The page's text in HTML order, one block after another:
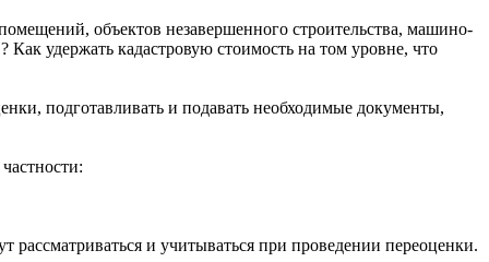
объектов незавершенного строительства, машино-
Как удержать кадастровую стоимость на том уровне, что
подготавливать и подавать необходимые документы,
и учитываться при проведении переоценки.